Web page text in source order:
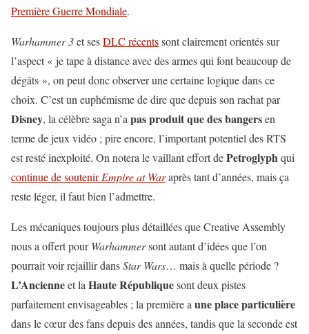
Première Guerre Mondiale.
Warhammer 3et sesDLC récentssont clairement orientés sur
l’aspect « je tape à distance avec des armes qui font beaucoup de
dégâts », on peut donc observer une certaine logique dans ce
choix. C’est un euphémisme de dire que depuis son rachat par
Disney, la célèbre saga n’a pas produit que des bangersen
terme de jeux vidéo ; pire encore, l’important potentiel des RTS
est resté inexploité. On notera le vaillant effort dePetroglyphqui
continue de soutenirEmpire at Waraprès tant d’années, mais ça
reste léger, il faut bien l’admettre.
Les mécaniques toujours plus détaillées que Creative Assembly
nous a offert pourWarhammersont autant d’idées que l’on
pourrait voir rejaillir dansStar Wars… mais à quelle période ?
L’Ancienneet la Haute Républiquesont deux pistes
parfaitement envisageables ; la première a une place particulière
dans le cœur des fans depuis des années, tandis que la seconde est